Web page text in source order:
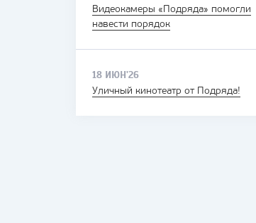
Видеокамеры «Подряда» помогли
навести порядок
18 ИЮН'26
Уличный кинотеатр от Подряда!